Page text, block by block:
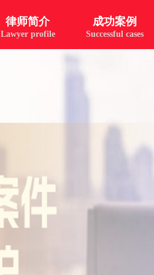
律师简介
Lawyer profile
成功案例
Successful cases